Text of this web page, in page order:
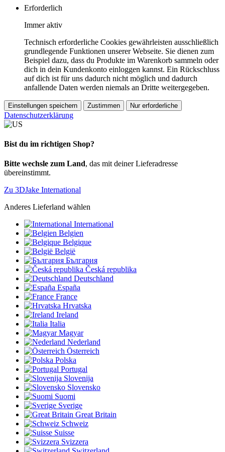
Erforderlich
Immer aktiv
Technisch erforderliche Cookies gewährleisten ausschließlich
grundlegende Funktionen unserer Webseite. Sie dienen zum
Beispiel dazu, dass du Produkte im Warenkorb sammeln oder
dich in dein Kundenkonto einloggen kannst. Ein Rückschluss
auf dich ist für uns dadurch nicht möglich und dadurch
anfallende Daten werden niemals an Dritte weitergegeben.
Einstellungen speichern Zustimmen Nur erforderliche
Datenschutzerklärung
Bist du im richtigen Shop?
Bitte wechsle zum Land, das mit deiner Lieferadresse
übereinstimmt.
Zu 3DJake International
Anderes Lieferland wählen
International
Belgien
Belgique
België
България
Česká republika
Deutschland
España
France
Hrvatska
Ireland
Italia
Magyar
Nederland
Österreich
Polska
Portugal
Slovenija
Slovensko
Suomi
Sverige
Great Britain
Schweiz
Suisse
Svizzera